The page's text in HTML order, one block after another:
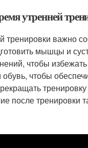
утренней
важно
мышцы и
чтобы
чтобы
после тренировки